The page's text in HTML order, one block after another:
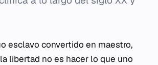
esclavo convertido en maestro,
libertad no es hacer lo que uno